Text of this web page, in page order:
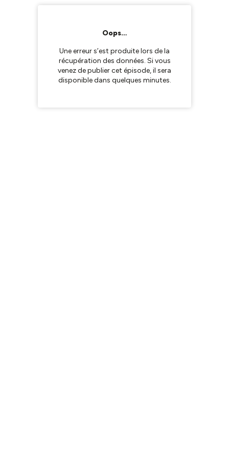
Oops…
Une erreur s’est produite lors de la
récupération des données. Si vous
venez de publier cet épisode, il sera
disponible dans quelques minutes.